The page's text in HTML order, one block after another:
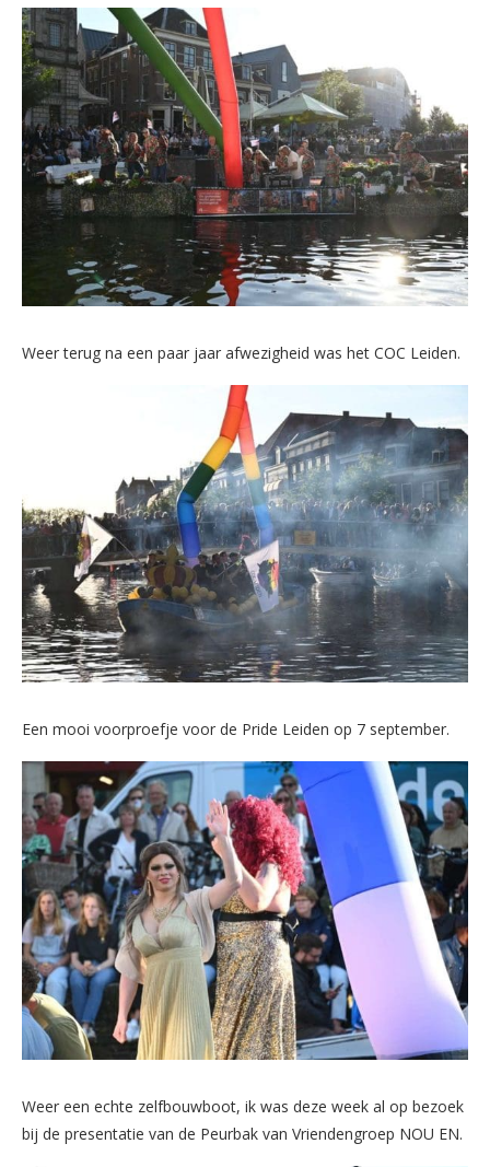
Weer terug na een paar jaar afwezigheid was het COC Leiden.
Een mooi voorproefje voor de Pride Leiden op 7 september.
Weer een echte zelfbouwboot, ik was deze week al op bezoek
bij de presentatie van de Peurbak van Vriendengroep NOU EN.